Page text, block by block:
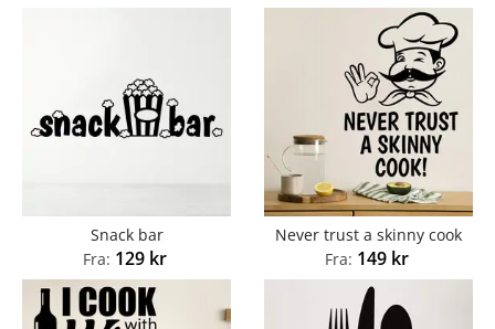
Snack bar
Fra: 129 kr
Never trust a skinny cook
Fra: 149 kr